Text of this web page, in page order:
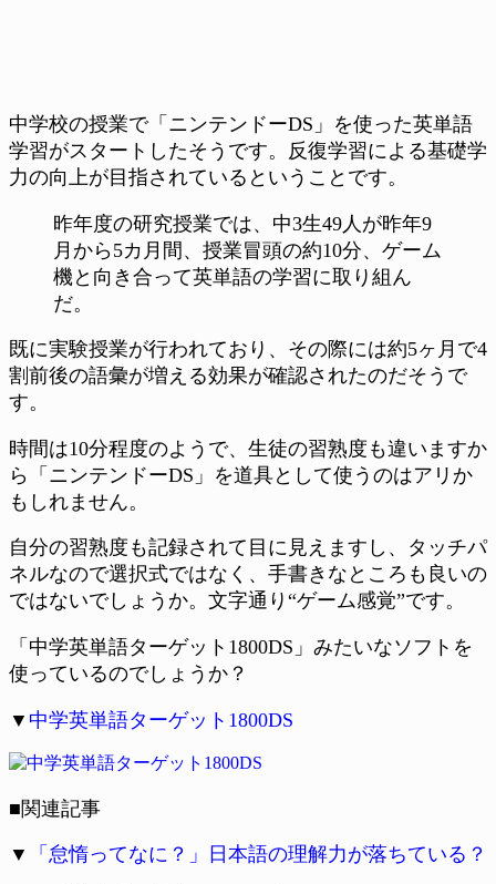
中学校の授業で「ニンテンドーDS」を使った英単語
学習がスタートしたそうです。反復学習による基礎学
力の向上が目指されているということです。
昨年度の研究授業では、中3生49人が昨年9
月から5カ月間、授業冒頭の約10分、ゲーム
機と向き合って英単語の学習に取り組ん
だ。
既に実験授業が行われており、その際には約5ヶ月で4
割前後の語彙が増える効果が確認されたのだそうで
す。
時間は10分程度のようで、生徒の習熟度も違いますか
ら「ニンテンドーDS」を道具として使うのはアリか
もしれません。
自分の習熟度も記録されて目に見えますし、タッチパ
ネルなので選択式ではなく、手書きなところも良いの
ではないでしょうか。文字通り“ゲーム感覚”です。
「中学英単語ターゲット1800DS」みたいなソフトを
使っているのでしょうか？
▼ 中学英単語ターゲット1800DS
■関連記事
▼ 「怠惰ってなに？」日本語の理解力が落ちている？